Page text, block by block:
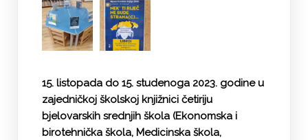
15. listopada do 15. studenoga 2023. godine u
zajedničkoj školskoj knjižnici četiriju
bjelovarskih srednjih škola (Ekonomska i
birotehnička škola, Medicinska škola,